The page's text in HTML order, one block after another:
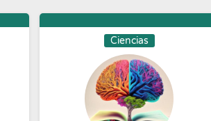
Ciencias